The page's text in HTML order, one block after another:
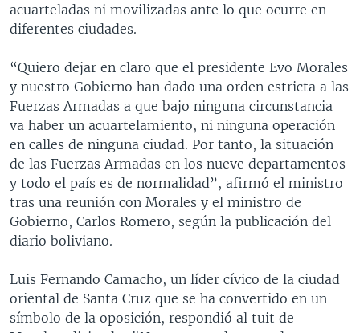
acuarteladas ni movilizadas ante lo que ocurre en
diferentes ciudades.
“Quiero dejar en claro que el presidente Evo Morales
y nuestro Gobierno han dado una orden estricta a las
Fuerzas Armadas a que bajo ninguna circunstancia
va haber un acuartelamiento, ni ninguna operación
en calles de ninguna ciudad. Por tanto, la situación
de las Fuerzas Armadas en los nueve departamentos
y todo el país es de normalidad”, afirmó el ministro
tras una reunión con Morales y el ministro de
Gobierno, Carlos Romero, según la publicación del
diario boliviano.
Luis Fernando Camacho, un líder cívico de la ciudad
oriental de Santa Cruz que se ha convertido en un
símbolo de la oposición, respondió al tuit de